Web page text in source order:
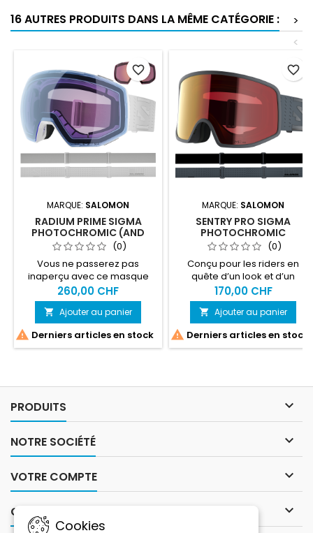
16 AUTRES PRODUITS DANS LA MÊME CATÉGORIE :
>
<
MARQUE: SALOMON
RADIUM PRIME SIGMA
PHOTOCHROMIC (AND
EXTRA LENS)(0)
Vous ne passerez pas
inaperçu avec ce masque
stylé et performant, le plus
technique jamais conçu par
Salomon.
260,00 CHF
 Ajouter au panier
 Derniers articles en stock
favorite_border
MARQUE: SALOMON
SENTRY PRO SIGMA
PHOTOCHROMIC
(0)
Conçu pour les riders en
quête d’un look et d’un
confort irréprochables, le
masque Sentry Pro de
Salomon offre l’équilibre
parfait entre style et
performance.
170,00 CHF
 Ajouter au panier
 Derniers articles en stock
favorite_border
PRODUITS 
NOTRE SOCIÉTÉ 
VOTRE COMPTE 
CONTACT 
Cookies